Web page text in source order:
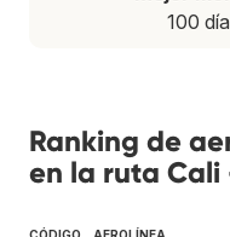
100
Ranking de
en la ruta Cali